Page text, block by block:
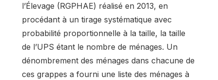
l’Élevage (RGPHAE) réalisé en 2013, en
procédant à un tirage systématique avec
probabilité proportionnelle à la taille, la taille
de l’UPS étant le nombre de ménages. Un
dénombrement des ménages dans chacune de
ces grappes a fourni une liste des ménages à